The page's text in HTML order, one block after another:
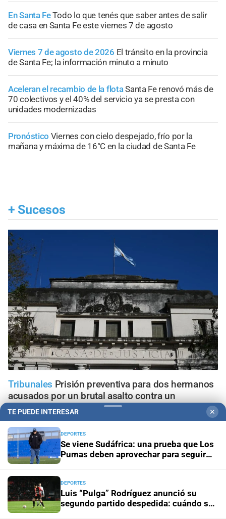
En Santa FeTodo lo que tenés que saber antes de salir
de casa en Santa Fe este viernes 7 de agosto
Viernes 7 de agosto de 2026 El tránsito en la provincia
de Santa Fe; la información minuto a minuto
Aceleran el recambio de la flotaSanta Fe renovó más de
70 colectivos y el 40% del servicio ya se presta con
unidades modernizadas
Pronóstico Viernes con cielo despejado, frío por la
mañana y máxima de 16°C en la ciudad de Santa Fe
+ Sucesos
Tribunales Prisión preventiva para dos hermanos
acusados por un brutal asalto contra un
adolescente en Santa Fe
Allanamientos simultáneos
megaoperativo contra el microtráfico en San Justo
amenazas contra un médico, un abogado y un periodista
El peor finalHallaron sin vida al kitesurfista que era
TE PUEDE INTERESAR ✕
DEPORTES
Se viene Sudáfrica: una prueba que Los
Pumas deben aprovechar para seguir
DEPORTES
Luis “Pulga” Rodríguez anunció su
segundo partido despedida: cuándo se